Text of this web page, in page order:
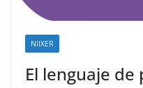
NIIXER
El lenguaje